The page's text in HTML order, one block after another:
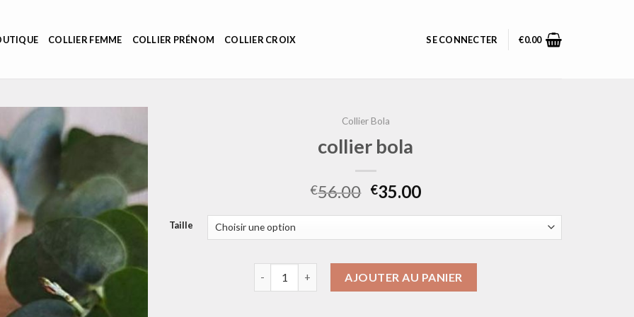
COLLIER FEMME COLLIER PRÉNOM COLLIER CROIX SE CONNECTER €0.00
Collier Bola
collier bola
€56.00 €35.00
Taille
AJOUTER AU PANIER